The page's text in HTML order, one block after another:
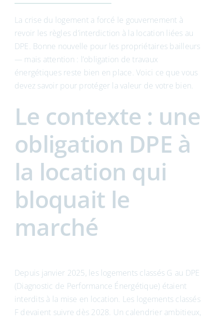
La crise du logement a forcé le gouvernement à
revoir les règles d’interdiction à la location liées au
DPE. Bonne nouvelle pour les propriétaires bailleurs
— mais attention : l’obligation de travaux
énergétiques reste bien en place. Voici ce que vous
devez savoir pour protéger la valeur de votre bien.
Le contexte : une
obligation DPE à
la location qui
bloquait le
marché
Depuis janvier 2025, les logements classés G au DPE
(Diagnostic de Performance Énergétique) étaient
interdits à la mise en location. Les logements classés
F devaient suivre dès 2028. Un calendrier ambitieux,